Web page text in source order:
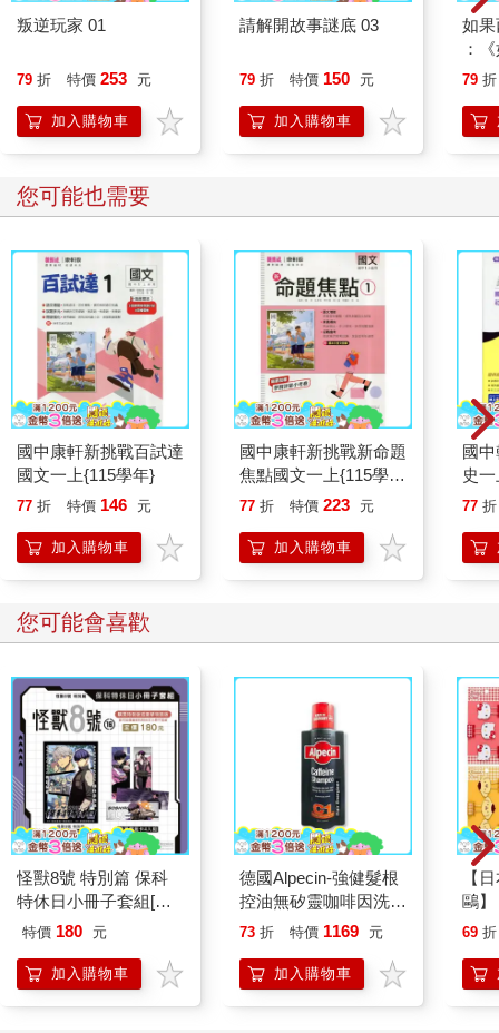
叛逆玩家 01
79 折 特價 253 元
加入購物車
請解開故事謎底 03
79 折 特價 150 元
加入購物車
如
：
喵
79 折
您可能也需要
國中康軒新挑戰百試達
國文一上{115學年}
77 折 特價 146 元
加入購物車
國中康軒新挑戰新命題
焦點國文一上{115學
年}
77 折 特價 223 元
加入購物車
國
史
77 折
您可能會喜歡
怪獸8號 特別篇 保科
特休日小冊子套組[限
加購]
特價 180 元
加入購物車
德國Alpecin-強健髮根
控油無矽靈咖啡因洗髮
凝露375ml/瓶-C1強健
調理頭皮洗髮液/0矽靈
滋潤洗頭髮水/一般髮
73 折 特價 1169 元
加入購物車
【
鷗
(8款
企鵝
69 折